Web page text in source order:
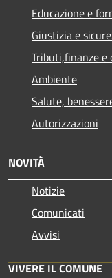
Educazione e
Giustizia e
Tributi,finanze e
Ambiente
Salute,
Autorizzazioni
NOVITÀ
Notizie
Comunicati
Avvisi
VIVERE IL COMUNE